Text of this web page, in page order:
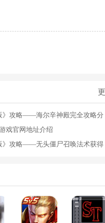
》攻略——海尔辛神殿完全攻略分
戏官网地址介绍
》攻略——无头僵尸召唤法术获得